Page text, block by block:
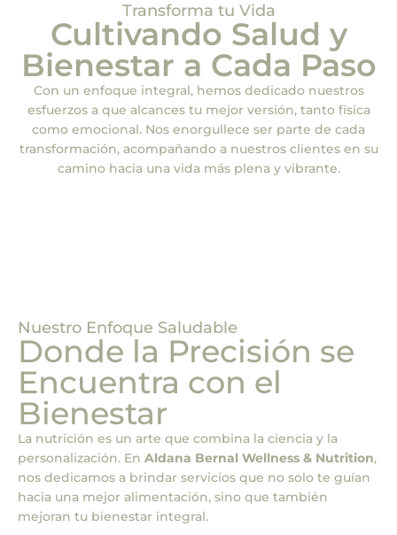
Transforma tu Vida
Cultivando Salud y
Bienestar a Cada Paso
Con un enfoque integral, hemos dedicado nuestros
esfuerzos a que alcances tu mejor versión, tanto física
como emocional. Nos enorgullece ser parte de cada
transformación, acompañando a nuestros clientes en su
camino hacia una vida más plena y vibrante.
Nuestro Enfoque Saludable
Donde la Precisión se
Encuentra con el
Bienestar
La nutrición es un arte que combina la ciencia y la
personalización. En Aldana Bernal Wellness & Nutrition,
nos dedicamos a brindar servicios que no solo te guían
hacia una mejor alimentación, sino que también
mejoran tu bienestar integral.